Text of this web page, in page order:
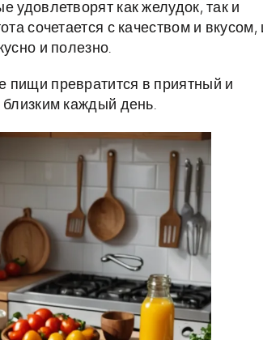
как желудок, так и
сочетается с качеством и вкусом,
и полезно.
пищи превратится в приятный и
каждый день.